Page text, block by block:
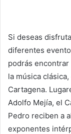
Si deseas
diferentes
podrás
la música
Cartagena.
Adolfo Mejía, el
Pedro reciben a
exponentes